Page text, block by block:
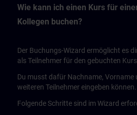
Wie kann ich einen Kurs für
Kollegen buchen?
Der Buchungs-Wizard ermöglicht es
als Teilnehmer für den gebuchten
Du musst dafür Nachname, Vorname
weiteren Teilnehmer eingeben können.
Folgende Schritte sind im Wizard